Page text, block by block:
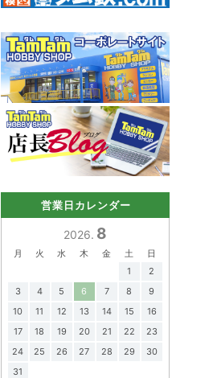
営業日カレンダー
2026. 8
月 火 水 木 金 土
日
1
2
3
4 5 6 7 8
9
10
11 12 13 14 15
16
17
18 19 20 21 22
23
24
25 26 27 28 29
30
31